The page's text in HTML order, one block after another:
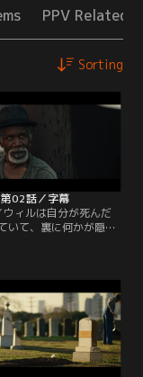
PPV Related
Sorting
02話／字幕
ウィルは自分が死んだ
いて、裏に何かが隠さ
を感じる。FBIの捜査チ
調査のために、自殺し
りがない。おまけに自
クスは別人だった。何
クスに成りすまし、犯
したら、事件の背景
のは誰？ウィルはカー
絡を取るが…。